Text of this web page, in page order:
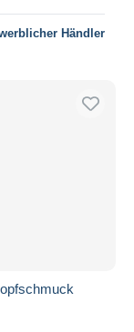
Händler